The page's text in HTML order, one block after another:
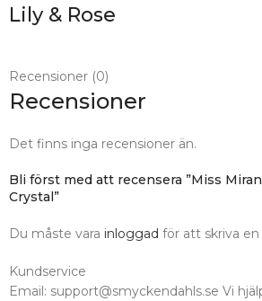
Lily & Rose
Recensioner (0)
Recensioner
Det finns inga recensioner än.
Bli först med att recensera ”Miss
Crystal”
Du måste vara inloggad för att skriva en
Kundservice
Email: support@smyckendahls.se Vi